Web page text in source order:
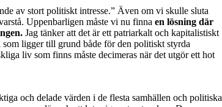
av stort politiskt intresse.” Även om vi skulle sluta
Uppenbarligen måste vi nu finna en lösning där
Jag tänker att det är ett patriarkalt och kapitalistiskt
som ligger till grund både för den politiskt styrda
liv som finns måste decimeras när det utgör ett hot
och delade värden i de flesta samhällen och politiska